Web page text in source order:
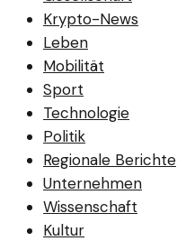
Krypto-News
Leben
Mobilität
Sport
Technologie
Politik
Regionale Berichte
Unternehmen
Wissenschaft
Kultur